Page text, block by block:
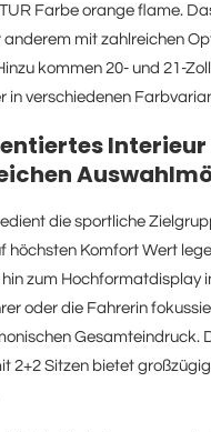
Farbe orange flame.
anderem mit zahlreichen
kommen 20- und 21-
in verschiedenen
die sportliche
höchsten Komfort Wert
zum Hochformatdisplay
oder die Fahrerin
Gesamteindruck.
2+2 Sitzen bietet